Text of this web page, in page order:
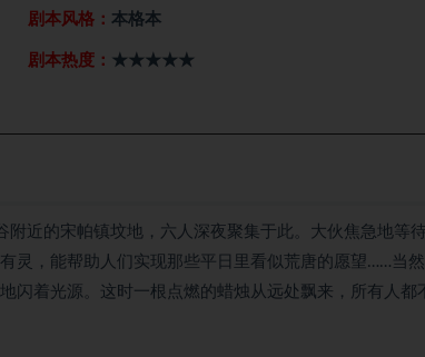
剧本风格： 本格本
剧本热度： ★★★★★
近的宋帕镇坟地，六人深夜聚集于此。大伙焦急地等
灵，能帮助人们实现那些平日里看似荒唐的愿望……当
闪着光源。这时一根点燃的蜡烛从远处飘来，所有人都